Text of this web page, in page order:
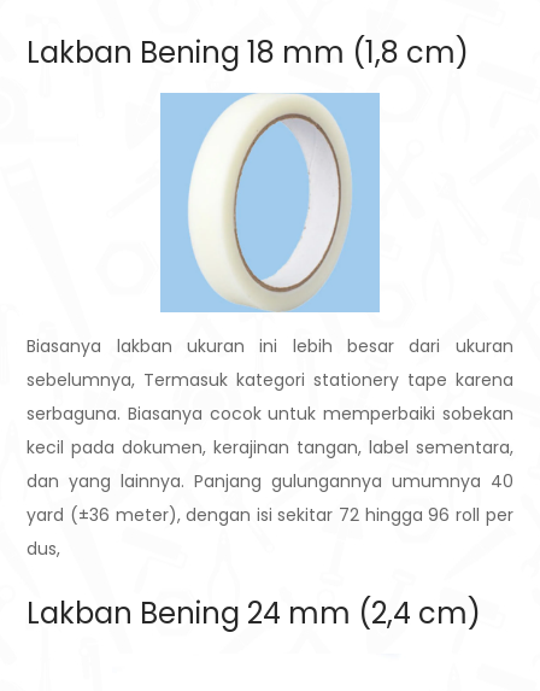
Lakban Bening 18 mm (1,8 cm)
Biasanya lakban ukuran ini lebih besar dari ukuran
sebelumnya, Termasuk kategori stationery tape karena
serbaguna. Biasanya cocok untuk memperbaiki sobekan
kecil pada dokumen, kerajinan tangan, label sementara,
dan yang lainnya. Panjang gulungannya umumnya 40
yard (±36 meter), dengan isi sekitar 72 hingga 96 roll per
dus,
Lakban Bening 24 mm (2,4 cm)